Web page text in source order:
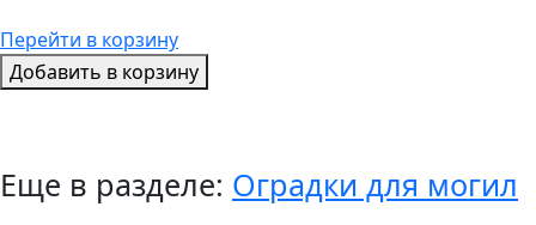
Перейти в корзину
Добавить в корзину
Еще в разделе: Оградки для могил